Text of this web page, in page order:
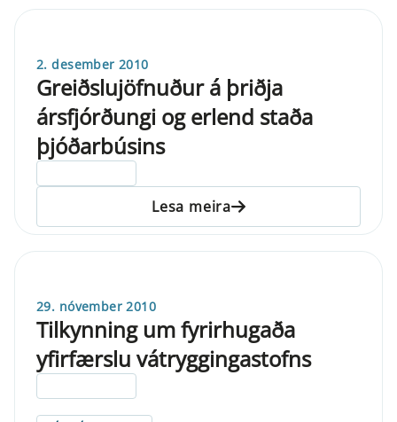
2. desember 2010
Greiðslujöfnuður á þriðja
ársfjórðungi og erlend staða
þjóðarbúsins
Lesa meira
29. nóvember 2010
Tilkynning um fyrirhugaða
yfirfærslu vátryggingastofns